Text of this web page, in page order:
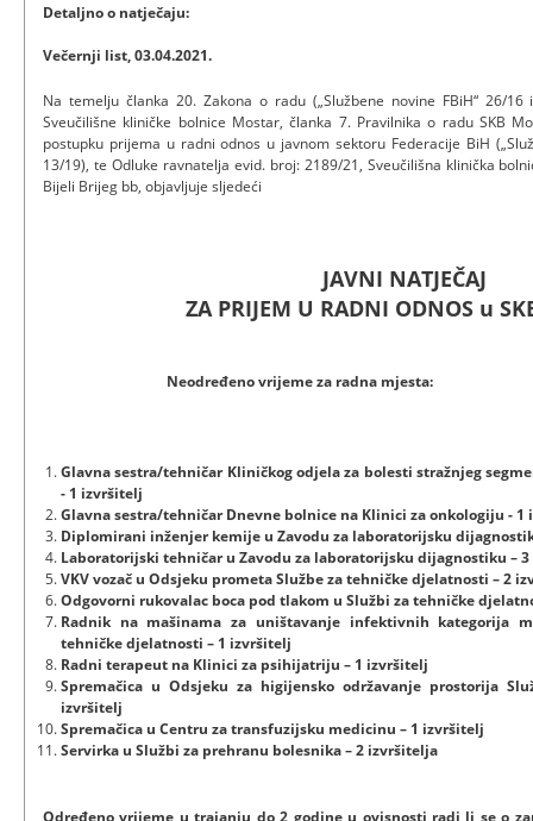
Detaljno o natječaju:
Večernji list, 03.04.2021.
Na temelju članka 20. Zakona o radu („Službene novine FBiH“ 26/
Sveučilišne kliničke bolnice Mostar, članka 7. Pravilnika o radu SKB
postupku prijema u radni odnos u javnom sektoru Federacije BiH
13/19), te Odluke ravnatelja evid. broj: 2189/21, Sveučilišna klinička
Bijeli Brijeg bb, objavljuje sljedeći
JAVNI NATJEČAJ
ZA PRIJEM U RADNI ODNOS u
Neodređeno vrijeme za radna mjesta:
Glavna sestra/tehničar Kliničkog odjela za bolesti stražnjeg
- 1 izvršitelj
Glavna sestra/tehničar Dnevne bolnice na Klinici za onkologiju - 1
Diplomirani inženjer kemije u Zavodu za laboratorijsku
Laboratorijski tehničar u Zavodu za laboratorijsku dijagnostiku –
VKV vozač u Odsjeku prometa Službe za tehničke djelatnosti – 2
Odgovorni rukovalac boca pod tlakom u Službi za tehničke
Radnik na mašinama za uništavanje infektivnih kategorija
tehničke djelatnosti – 1 izvršitelj
Radni terapeut na Klinici za psihijatriju – 1 izvršitelj
Spremačica u Odsjeku za higijensko održavanje prostorija
izvršitelj
Spremačica u Centru za transfuzijsku medicinu – 1 izvršitelj
Servirka u Službi za prehranu bolesnika – 2 izvršitelja
Određeno vrijeme u trajanju do 2 godine u ovisnosti radi li se o